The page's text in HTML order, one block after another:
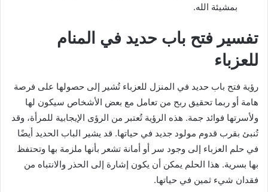
بمشيئة الله.
تفسير فتح باب حديد في المنام
للعزباء
رؤية فتح باب حديد في المنزل للعزباء تُشير إلى حصولها على فرصة
هامة أو ربما تحقيق ربح من تعامل مع بعض الأشخاص سيكون لها
ولأسرتها فوائد جمة. هذه الرؤية تُعتبر من الرؤى الإيجابية للمرأة، وقد
تُنبئ بقرب قدوم مولود جديد في حياتها. قد يشير الباب الحديد أيضًا
في حلم العزباء إلى وجود سر أو أمانة تشعر بأنها ملزمة بها وتحتفظ
بها بسرية. هذا الحلم يمكن أن يكون إشارة إلى الحذر والانتباه من
فقدان شيء ثمين في حياتها.